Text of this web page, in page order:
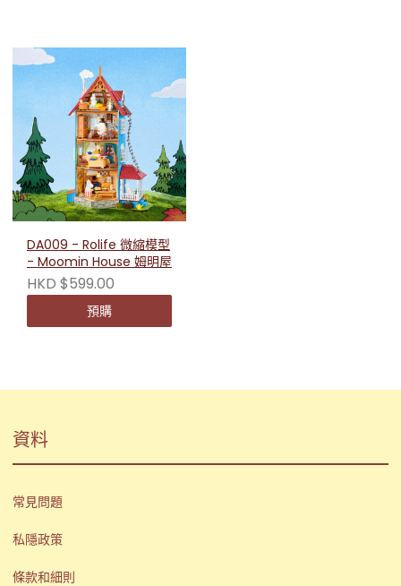
DA009 - Rolife 微縮模型
- Moomin House 姆明屋
HKD $599.00
預購
資料
常見問題
私隱政策
條款和細則